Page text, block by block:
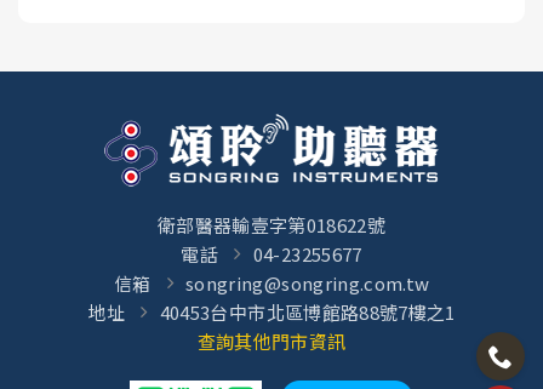
衛部醫器輸壹字第018622號
電話
04-23255677
信箱
songring@songring.com.tw
地址
40453台中市北區博館路88號7樓之1
查詢其他門市資訊